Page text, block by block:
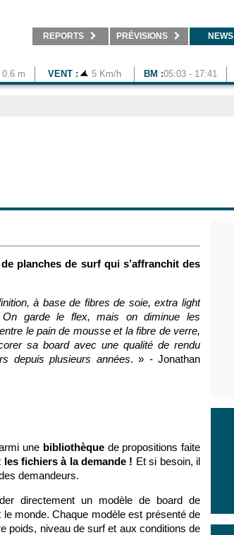
REPORTS PRÉVISIONS NEWS
0.6 m VENT : 5 Km/h BM :05:03 - 17:41
planches de surf qui s’affranchit des
à base de fibres de soie, extra light
On garde le flex, mais on diminue les
le pain de mousse et la fibre de verre,
sa board avec une qualité de rendu
depuis plusieurs années. » - Jonathan
une bibliothèquede propositions faite
les fichiers à la demande ! Et si besoin, il
demandeurs.
directement un modèle de board de
monde. Chaque modèle est présenté de
poids, niveau de surf et aux conditions de